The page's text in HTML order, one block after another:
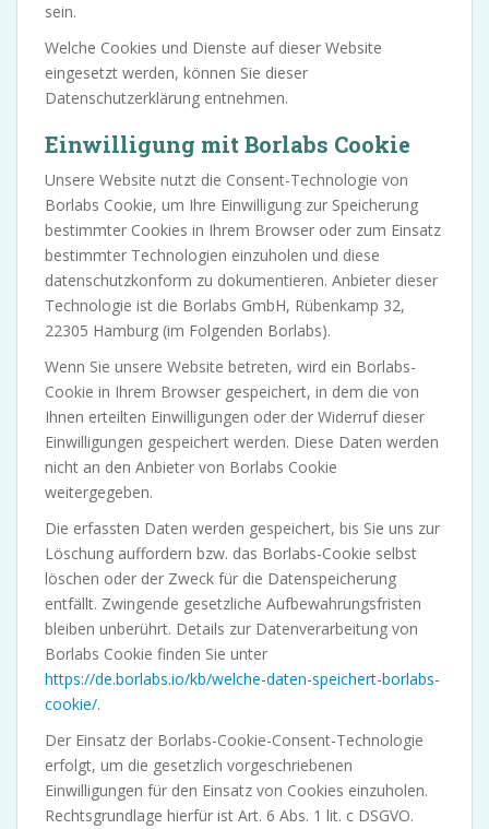
sein.
Welche Cookies und Dienste auf dieser Website
eingesetzt werden, können Sie dieser
Datenschutzerklärung entnehmen.
Einwilligung mit Borlabs Cookie
Unsere Website nutzt die Consent-Technologie von
Borlabs Cookie, um Ihre Einwilligung zur Speicherung
bestimmter Cookies in Ihrem Browser oder zum Einsatz
bestimmter Technologien einzuholen und diese
datenschutzkonform zu dokumentieren. Anbieter dieser
Technologie ist die Borlabs GmbH, Rübenkamp 32,
22305 Hamburg (im Folgenden Borlabs).
Wenn Sie unsere Website betreten, wird ein Borlabs-
Cookie in Ihrem Browser gespeichert, in dem die von
Ihnen erteilten Einwilligungen oder der Widerruf dieser
Einwilligungen gespeichert werden. Diese Daten werden
nicht an den Anbieter von Borlabs Cookie
weitergegeben.
Die erfassten Daten werden gespeichert, bis Sie uns zur
Löschung auffordern bzw. das Borlabs-Cookie selbst
löschen oder der Zweck für die Datenspeicherung
entfällt. Zwingende gesetzliche Aufbewahrungsfristen
bleiben unberührt. Details zur Datenverarbeitung von
Borlabs Cookie finden Sie unter
https://de.borlabs.io/kb/welche-daten-speichert-borlabs-
cookie/.
Der Einsatz der Borlabs-Cookie-Consent-Technologie
erfolgt, um die gesetzlich vorgeschriebenen
Einwilligungen für den Einsatz von Cookies einzuholen.
Rechtsgrundlage hierfür ist Art. 6 Abs. 1 lit. c DSGVO.